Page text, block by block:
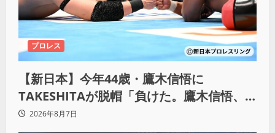
プロレス
【新日本】今年44歳・鷹木信悟に
TAKESHITAが脱帽「負けた。鷹木信悟、
強いわ！」
2026年8月7日